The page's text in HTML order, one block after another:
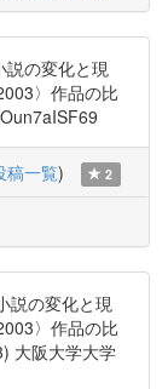
説の変化と現
〉作品の比
稿一覧) 2
説の変化と現
〉作品の比
大阪大学大学